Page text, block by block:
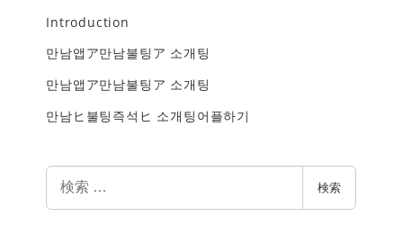
Introduction
만남앱ア만남불팅ア 소개팅
만남앱ア만남불팅ア 소개팅
만남ヒ불팅즉석ヒ 소개팅어플하기
検索